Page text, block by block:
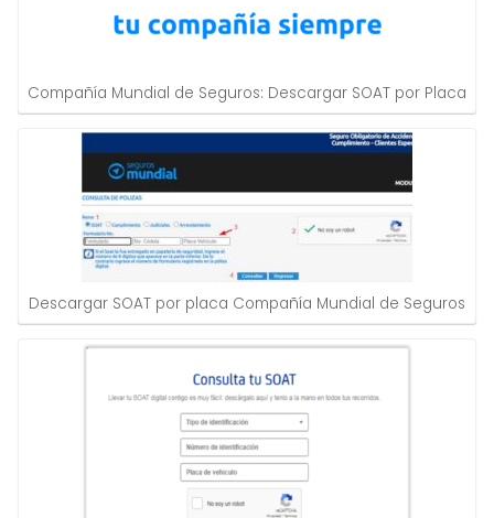
Compañía Mundial de Seguros: Descargar SOAT por Placa
Descargar SOAT por placa Compañía Mundial de Seguros